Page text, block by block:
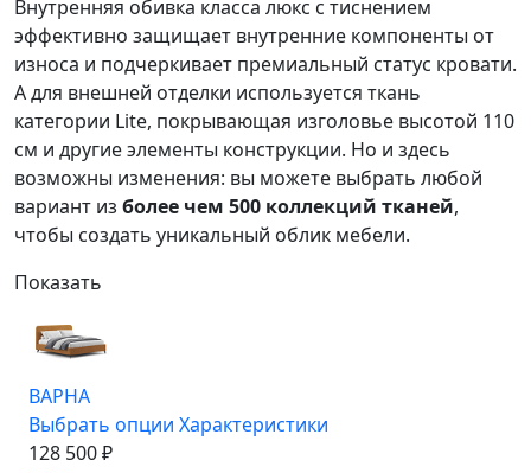
Внутренняя обивка класса люкс с тиснением
эффективно защищает внутренние компоненты от
износа и подчеркивает премиальный статус кровати.
А для внешней отделки используется ткань
категории Lite, покрывающая изголовье высотой 110
см и другие элементы конструкции. Но и здесь
возможны изменения: вы можете выбрать любой
вариант из более чем 500 коллекций тканей,
чтобы создать уникальный облик мебели.
Показать
ВАРНА
Выбрать опции Характеристики
128 500 ₽